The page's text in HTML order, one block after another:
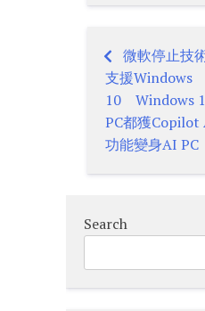
Post
微軟停止技
支援Windows
10 Windows
PC都獲Copilot
功能變身AI PC
Search